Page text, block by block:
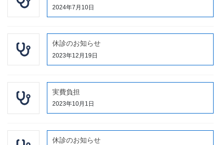
2024年7月10日
休診のお知らせ
2023年12月19日
実費負担
2023年10月1日
休診のお知らせ